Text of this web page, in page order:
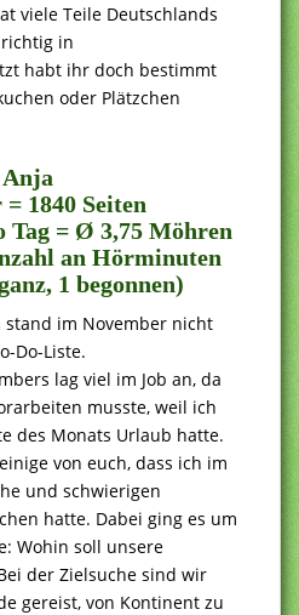
viele Teile Deutschlands
in
habt ihr doch bestimmt
oder Plätzchen
Anja
1840 Seiten
Tag = Ø 3,75 Möhren
an Hörminuten
1 begonnen)
stand im November nicht
Do-Liste.
lag viel im Job an, da
musste, weil ich
des Monats Urlaub hatte.
von euch, dass ich im
und schwierigen
hatte. Dabei ging es um
Wohin soll unsere
der Zielsuche sind wir
gereist, von Kontinent zu